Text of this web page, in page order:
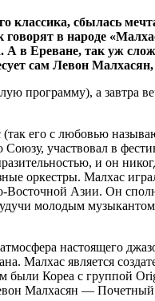
классика, сбылась
говорят в народе
А в Ереване, так уж
сам Левон
программу), а завтра
его с любовью
участвовал в
и он
оркестры. Малхас
Азии. Он сполна
молодым
настоящего
Малхас является
Кореа с группой
Малхасян — Почетный